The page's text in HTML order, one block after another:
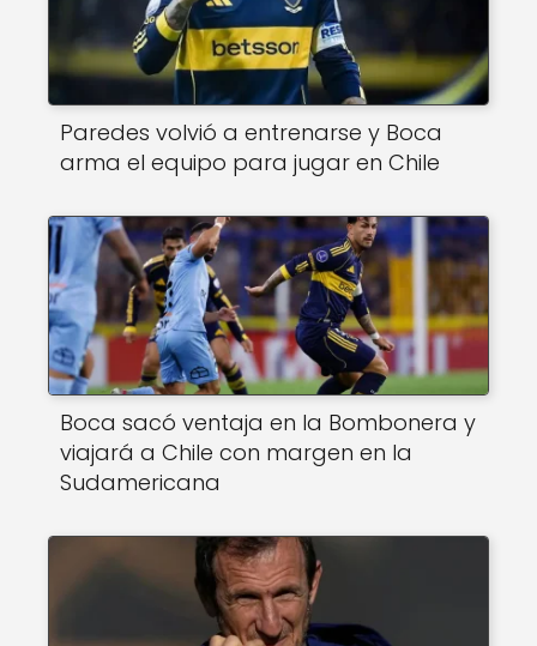
Paredes volvió a entrenarse y Boca
arma el equipo para jugar en Chile
Boca sacó ventaja en la Bombonera y
viajará a Chile con margen en la
Sudamericana